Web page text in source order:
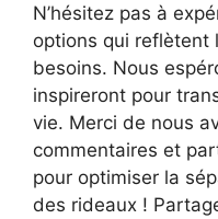
N’hésitez pas à
options qui reflètent
besoins. Nous
inspireront pour
vie. Merci de nous
commentaires et
pour optimiser la
des rideaux !